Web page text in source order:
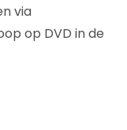
via
op DVD in de